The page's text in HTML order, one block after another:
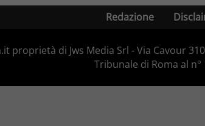
Redazione
proprietà di Jws Media Srl - Via Cavour
Tribunale di Roma al n°